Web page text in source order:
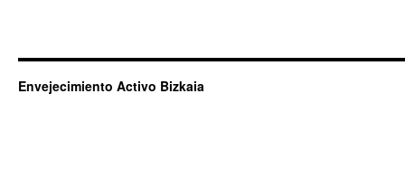
Envejecimiento Activo Bizkaia